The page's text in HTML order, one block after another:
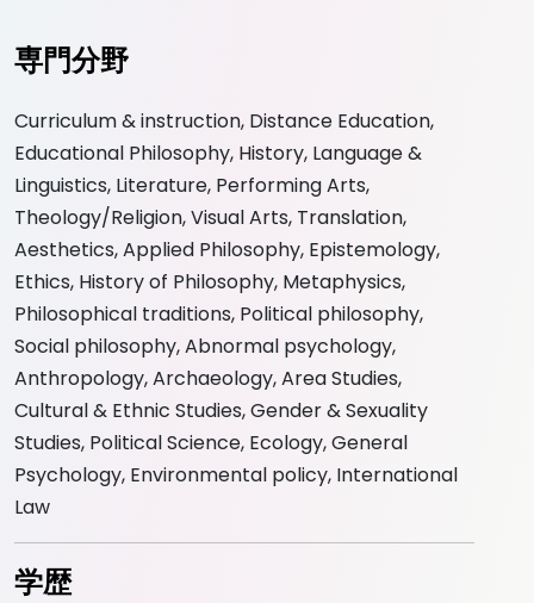
専門分野
Curriculum & instruction, Distance Education,
Educational Philosophy, History, Language &
Linguistics, Literature, Performing Arts,
Theology/Religion, Visual Arts, Translation,
Aesthetics, Applied Philosophy, Epistemology,
Ethics, History of Philosophy, Metaphysics,
Philosophical traditions, Political philosophy,
Social philosophy, Abnormal psychology,
Anthropology, Archaeology, Area Studies,
Cultural & Ethnic Studies, Gender & Sexuality
Studies, Political Science, Ecology, General
Psychology, Environmental policy, International
Law
学歴